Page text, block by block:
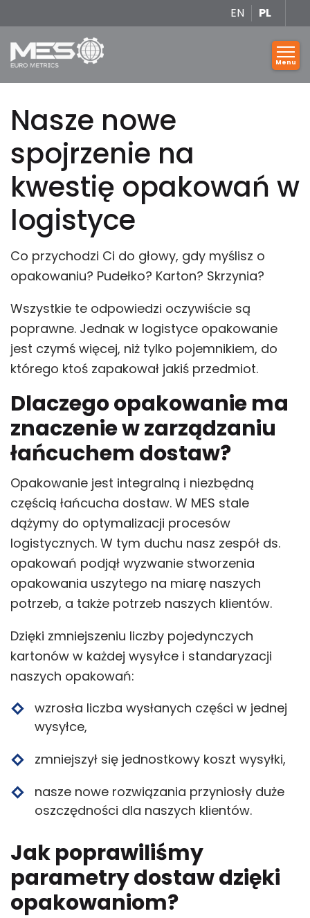
EN PL
Nasze nowe
spojrzenie na
kwestię opakowań w
logistyce
Co przychodzi Ci do głowy, gdy myślisz o
opakowaniu? Pudełko? Karton? Skrzynia?
Wszystkie te odpowiedzi oczywiście są
poprawne. Jednak w logistyce opakowanie
jest czymś więcej, niż tylko pojemnikiem, do
którego ktoś zapakował jakiś przedmiot.
Dlaczego opakowanie ma
znaczenie w zarządzaniu
łańcuchem dostaw?
Opakowanie jest integralną i niezbędną
częścią łańcucha dostaw. W MES stale
dążymy do optymalizacji procesów
logistycznych. W tym duchu nasz zespół ds.
opakowań podjął wyzwanie stworzenia
opakowania uszytego na miarę naszych
potrzeb, a także potrzeb naszych klientów.
Dzięki zmniejszeniu liczby pojedynczych
kartonów w każdej wysyłce i standaryzacji
naszych opakowań:
wzrosła liczba wysłanych części w jednej
wysyłce,
zmniejszył się jednostkowy koszt wysyłki,
nasze nowe rozwiązania przyniosły duże
oszczędności dla naszych klientów.
Jak poprawiliśmy
parametry dostaw dzięki
opakowaniom?